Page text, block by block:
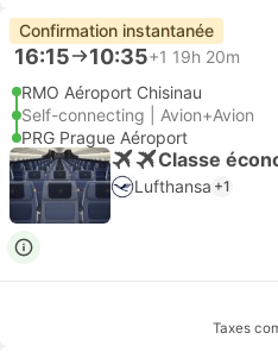
Confirmation instantanée
16:15 10:35+1 19h 20m
RMO Aéroport Chisinau
Self-connecting | Avion+Avion
PRG Prague Aéroport
Lufthansa +1
Taxes